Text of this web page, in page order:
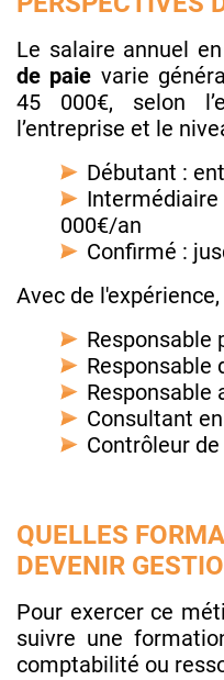
Le salaire annuel en
de paie varie
45 000€, selon
l’entreprise et le
Débutant :
Intermédiaire
000€/an
Confirmé :
Avec de
Responsable
Responsable
Consultant
Contrôleur
QUELLES
DEVENIR
Pour exercer ce
suivre une
comptabilité ou